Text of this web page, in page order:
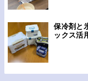
保冷剤と
ックス活